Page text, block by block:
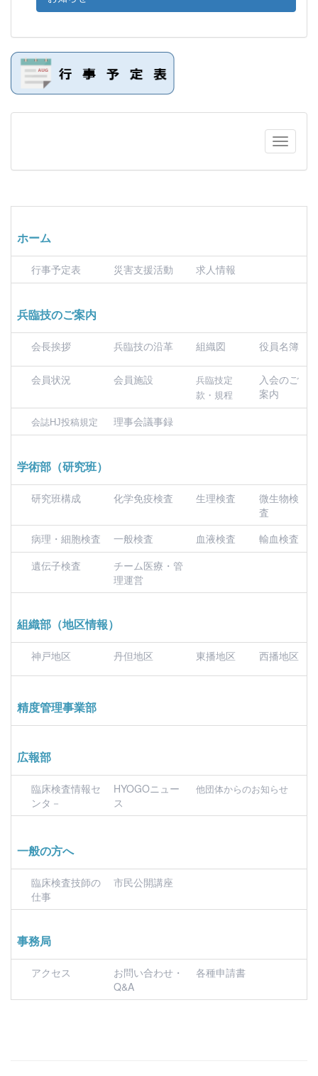
ホーム
行事予定表 災害支援活動 求人情報
兵臨技のご案内
会長挨拶 兵臨技の沿革 組織図 役員名簿
会員状況 会員施設
兵臨技定
款・規程
入会のご
案内
会誌HJ投稿規定 理事会議事録
学術部（研究班）
研究班構成 化学免疫検査 生理検査
微生物検
査
病理・細胞検査
一般検査 血液検査
輸血検査
遺伝子検査
チーム医療・管
理運営
組織部（地区情報）
神戸地区 丹但地区 東播地区 西播地区
精度管理事業部
広報部
臨床検査情報セ
ンタ－
HYOGOニュー
ス
他団体からのお知らせ
一般の方へ
臨床検査技師の
仕事
市民公開講座
事務局
アクセス
お問い合わせ・
Q&A
各種申請書